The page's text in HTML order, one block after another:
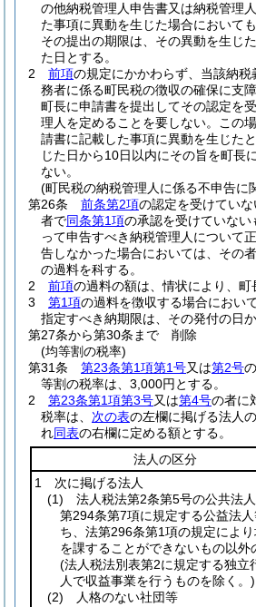
の他納税管理人申告書又は納税管理
た事項に異動を生じた場合において
その提出の期限は、その異動を生じ
た日とする。
2
前項の規定にかかわらず、当該納
務者に係る町民税の徴収の確保に支
町長に申請書を提出してその認定を
理人を定めることを要しない。
この
請書に記載した事項に異動を生じた
じた日から10日以内にその旨を町長
ない。
(町民税の納税管理人に係る不申告に
第26条
前条第2項の認定を受けてい
者で同条第1項の承認を受けていない
って申告すべき納税管理人について
告しなかった場合においては、その
の過料を科する。
2
前項の過料の額は、情状により、町
3
第1項の過料を徴収する場合におい
指定すべき納期限は、その発付の日
第27条から第30条まで
削除
(均等割の税率)
第31条
第23条第1項第1号又は第2号
等割の税率は、3,000円とする。
2
第23条第1項第3号又は第4号の者に
税率は、 次の表の左欄に掲げる法人
れ同表の右欄に定める額とする。
法人の区分
1 次に掲げる法人
(1) 法人税法第2条第5号の公共法
第294条第7項に規定する公益法人
ち、法第296条第1項の規定により
を課することができないもの以外
(法人税法別表第2に規定する独立
人で収益事業を行うものを除く。)
(2) 人格のない社団等